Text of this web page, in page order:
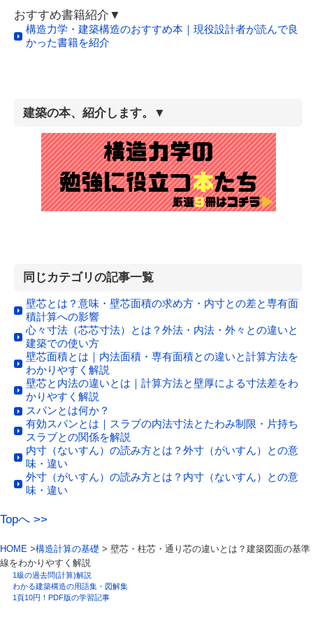
おすすめ書籍紹介▼
構造力学・建築構造のおすすめ本｜現役設計者が読んで良
かった書籍を紹介
建築の本、紹介します。▼
同じカテゴリの記事一覧
壁芯とは？意味・壁芯面積の求め方・内寸との差と専有面
積計算への影響
心々寸法（芯芯寸法）とは？外法・内法・外々との違いと
建築での使い方
壁芯面積とは｜内法面積・専有面積との違いと計算方法を
わかりやすく解説
壁芯と内法の違いとは｜計算方法と壁厚による寸法差をわ
かりやすく解説
スパンとは何か？
有効スパンとは｜スラブの内法寸法とたわみ制限・片持ち
スラブとの関係を解説
内寸（ないすん）の読み方とは？外寸（がいすん）との意
味・違い
外寸（がいすん）の読み方とは？内寸（ないすん）との意
味・違い
Topへ >>
HOME >構造計算の基礎 > 壁芯・柱芯・通り芯の違いとは？建築図面の基準
線をわかりやすく解説
1級の過去問(計算)解説
わかる建築構造の用語集・図解集
1頁10円！PDF版の学習記事